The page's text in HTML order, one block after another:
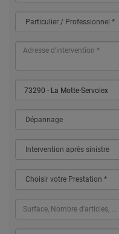
73290 - La Motte-Servolex